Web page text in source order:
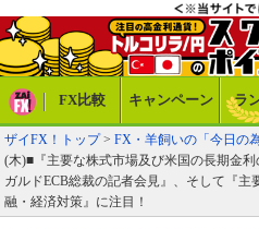
FX比較 キャンペーン ラ
ザイFX！トップ> FX・羊飼いの「今日の
(木)■『主要な株式市場及び米国の長期金
ガルドECB総裁の記者会見』、そして『
融・経済対策』に注目！